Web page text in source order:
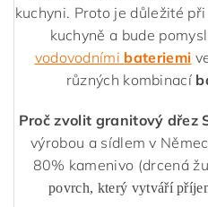
kuchyni. Proto je důležité
kuchyně a bude
vodovodními bateriemi
různých kombinací
Proč zvolit granitový dřez
výrobou a sídlem v
80% kamenivo (drcená
povrch, který vytváří